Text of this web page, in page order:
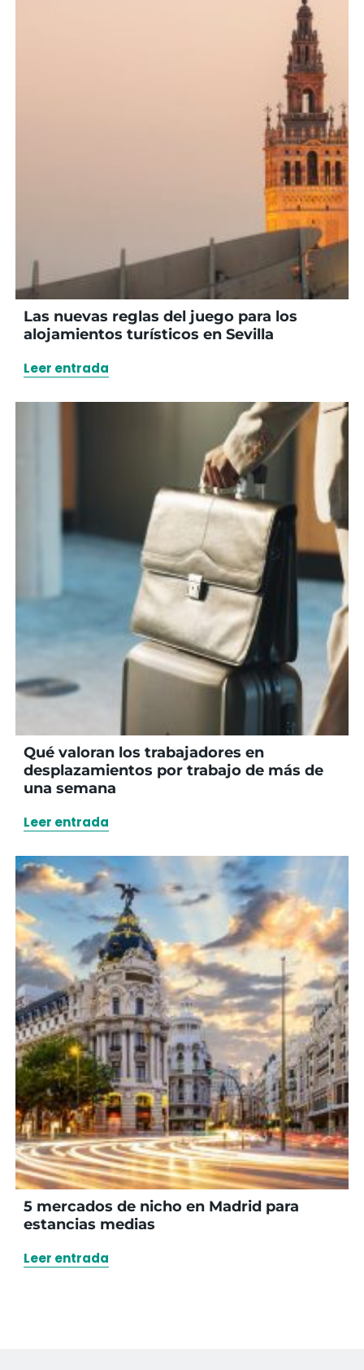
Las nuevas reglas del juego para los
alojamientos turísticos en Sevilla
Leer entrada
Qué valoran los trabajadores en
desplazamientos por trabajo de más de
una semana
Leer entrada
5 mercados de nicho en Madrid para
estancias medias
Leer entrada